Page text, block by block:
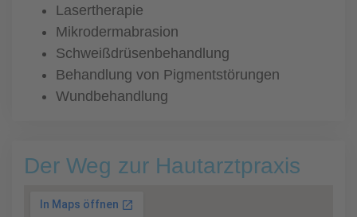
Lasertherapie
Mikrodermabrasion
Schweißdrüsenbehandlung
Behandlung von Pigmentstörungen
Wundbehandlung
Der Weg zur Hautarztpraxis